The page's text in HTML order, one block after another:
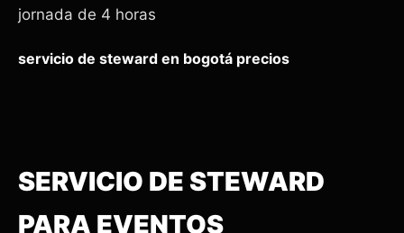
jornada de 4 horas
servicio de steward en bogotá precios
SERVICIO DE STEWARD
PARA EVENTOS